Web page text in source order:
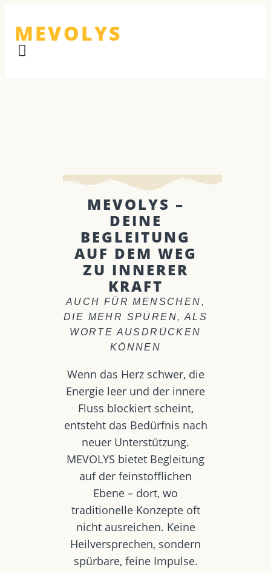
MEVOLYS
MEVOLYS –
DEINE
BEGLEITUNG
AUF DEM WEG
ZU INNERER
KRAFT
AUCH FÜR MENSCHEN,
DIE MEHR SPÜREN, ALS
WORTE AUSDRÜCKEN
KÖNNEN
Wenn das Herz schwer, die
Energie leer und der innere
Fluss blockiert scheint,
entsteht das Bedürfnis nach
neuer Unterstützung.
MEVOLYS bietet Begleitung
auf der feinstofflichen
Ebene – dort, wo
traditionelle Konzepte oft
nicht ausreichen. Keine
Heilversprechen, sondern
spürbare, feine Impulse.